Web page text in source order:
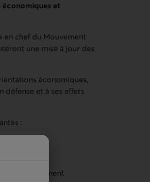
économiques et
en chef du Mouvement
une mise à jour des
économiques,
défense et à ses effets
:
à venir?
développement